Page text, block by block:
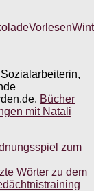
Vorlesen
Bücher
mit Natali
zum
Wörter zu dem